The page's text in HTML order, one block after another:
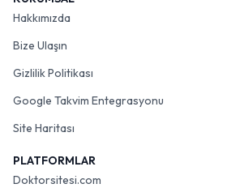
Hakkımızda
Bize Ulaşın
Gizlilik Politikası
Google Takvim Entegrasyonu
Site Haritası
PLATFORMLAR
Doktorsitesi.com